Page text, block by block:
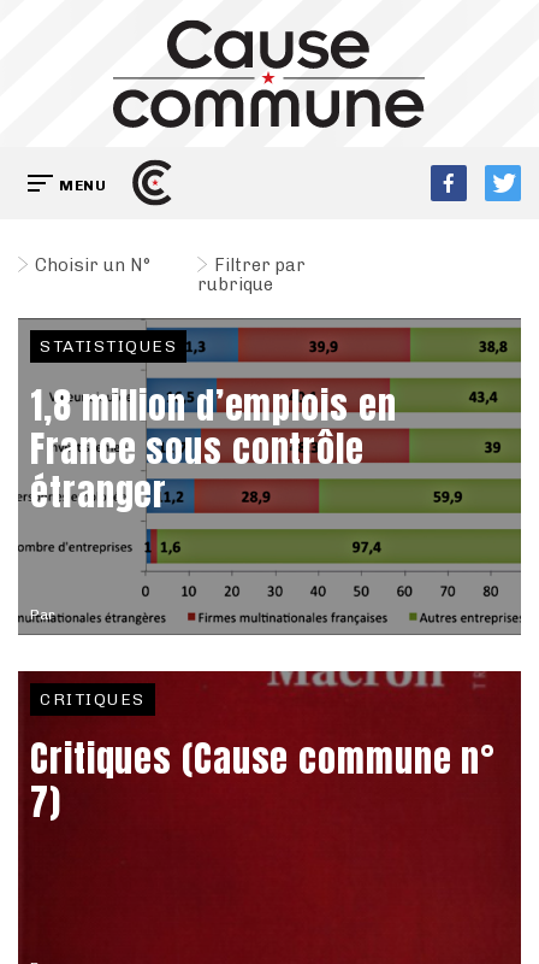
MENU
Choisir un N°
Filtrer par
rubrique
Par
STATISTIQUES
1,8 million d’emplois en
France sous contrôle
étranger
CRITIQUES
Critiques (Cause commune n°
7)